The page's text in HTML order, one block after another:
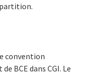
convention
BCE dans CGI. Le